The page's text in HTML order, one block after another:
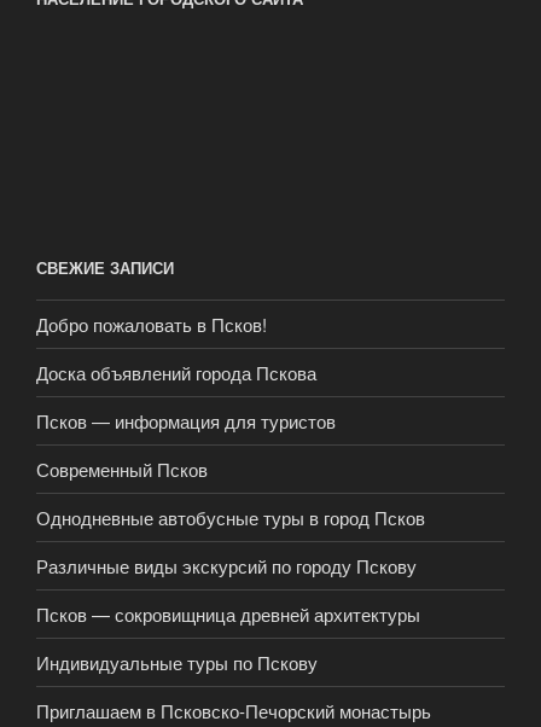
СВЕЖИЕ ЗАПИСИ
Добро пожаловать в Псков!
Доска объявлений города Пскова
Псков — информация для туристов
Современный Псков
Однодневные автобусные туры в город Псков
Различные виды экскурсий по городу Пскову
Псков — сокровищница древней архитектуры
Индивидуальные туры по Пскову
Приглашаем в Псковско-Печорский монастырь